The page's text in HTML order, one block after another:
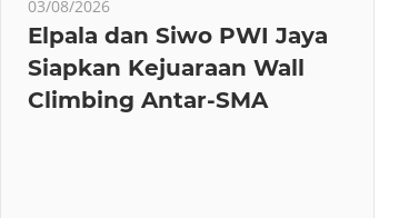
03/08/2026
Elpala dan Siwo PWI Jaya
Siapkan Kejuaraan Wall
Climbing Antar-SMA